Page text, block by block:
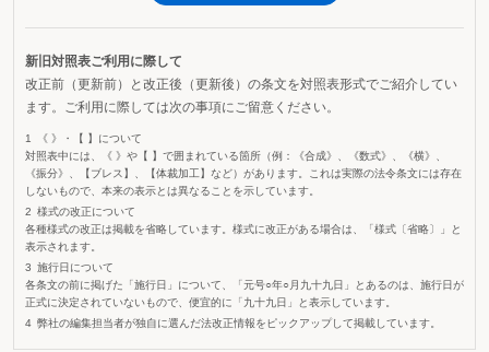
新旧対照表ご利用に際して
改正前（更新前）と改正後（更新後）の条文を対照表形式でご紹介してい
ます。ご利用に際しては次の事項にご留意ください。
《 》・【 】について
対照表中には、《 》や【 】で囲まれている箇所（例：《合成》、《数式》、《横》、
《振分》、【ブレス】、【体裁加工】など）があります。これは実際の法令条文には存在
しないもので、本来の表示とは異なることを示しています。
様式の改正について
各種様式の改正は掲載を省略しています。様式に改正がある場合は、「様式〔省略〕」と
表示されます。
施行日について
各条文の前に掲げた「施行日」について、「元号○年○月九十九日」とあるのは、施行日が
正式に決定されていないもので、便宜的に「九十九日」と表示しています。
弊社の編集担当者が独自に選んだ法改正情報をピックアップして掲載しています。